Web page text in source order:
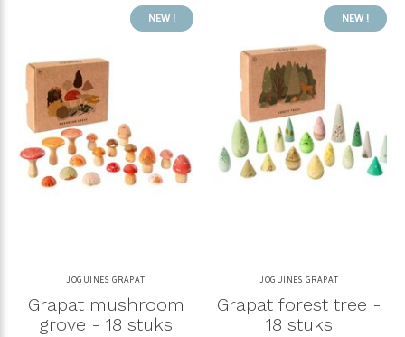
NEW !
JOGUINES GRAPAT
Grapat mushroom
grove - 18 stuks
NEW !
JOGUINES GRAPAT
Grapat forest tree -
18 stuks